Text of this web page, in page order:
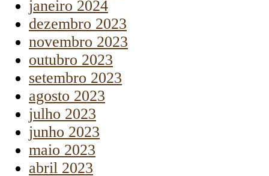
janeiro 2024
dezembro 2023
novembro 2023
outubro 2023
setembro 2023
agosto 2023
julho 2023
junho 2023
maio 2023
abril 2023